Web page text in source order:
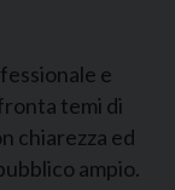
e
temi di
chiarezza ed
ampio.